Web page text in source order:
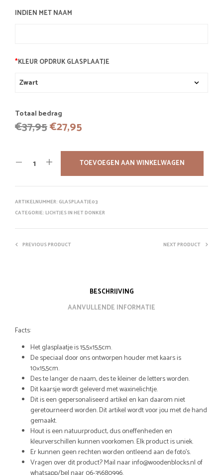
INDIEN MET NAAM
*KLEUR OPDRUK GLASPLAATJE
Totaal bedrag
€37,95Oorspronkelijke
was:
€37,95.
€27,95
is:
€27,95.
TOEVOEGEN AAN WINKELWAGEN
ARTIKELNUMMER: GLASPLAATJE03
CATEGORIE:LICHTJES IN HET DONKER
PREVIOUS PRODUCT NEXT PRODUCT
BESCHRIJVING
AANVULLENDE INFORMATIE
Facts:
Het glasplaatje is 15,5×15,5cm.
De speciaal door ons ontworpen houder met kaars is
10×15,5cm.
Des te langer de naam, des te kleiner de letters worden.
Dit kaarsje wordt geleverd met waxinelichtje.
Dit is een gepersonaliseerd artikel en kan daarom niet
geretourneerd worden. Dit artikel wordt voor jou met de hand
gemaakt.
Hout is een natuurproduct, dus oneffenheden en
kleurverschillen kunnen voorkomen. Elk product is uniek.
Er kunnen geen rechten worden ontleend aan de foto’s.
Vragen over dit product? Mail naar info@woodenblocks.nl of